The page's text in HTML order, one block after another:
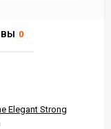
0
Elegant Strong